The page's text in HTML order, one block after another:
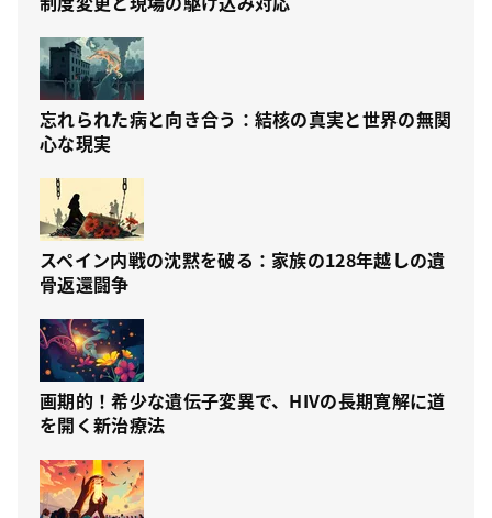
忘れられた病と向き合う：結核の真実と世界の無関
心な現実
スペイン内戦の沈黙を破る：家族の128年越しの遺
骨返還闘争
画期的！希少な遺伝子変異で、HIVの長期寛解に道
を開く新治療法